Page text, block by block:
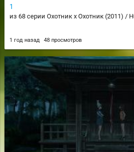
1
из 68 серии Охотник х Охотник (2011) /
1 год назад 48 просмотров